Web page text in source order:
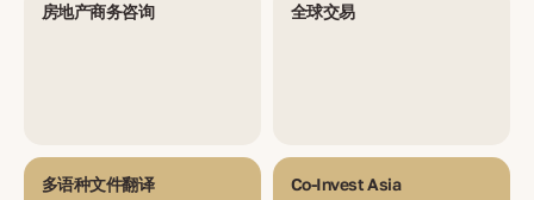
房地产商务咨询 全球交易
多语种文件翻译 Co-Invest Asia